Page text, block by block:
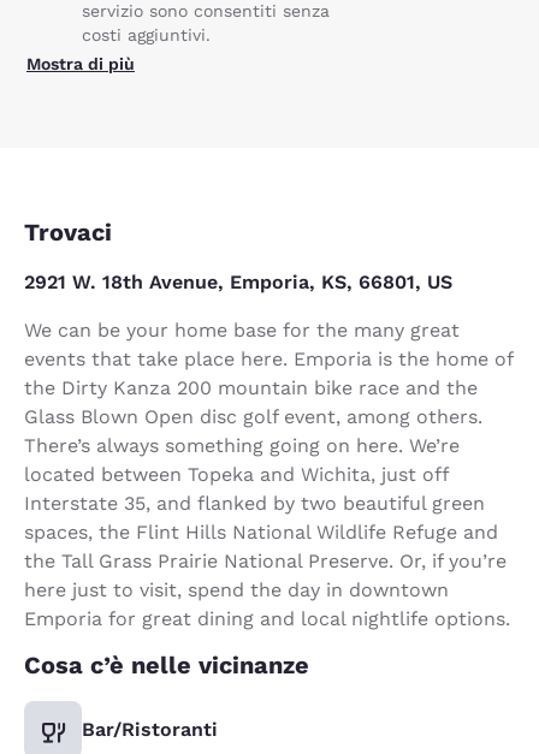
servizio sono consentiti senza
costi aggiuntivi.
Mostra di più
Trovaci
2921 W. 18th Avenue, Emporia, KS, 66801, US
We can be your home base for the many great
events that take place here. Emporia is the home of
the Dirty Kanza 200 mountain bike race and the
Glass Blown Open disc golf event, among others.
There’s always something going on here. We’re
located between Topeka and Wichita, just off
Interstate 35, and flanked by two beautiful green
spaces, the Flint Hills National Wildlife Refuge and
the Tall Grass Prairie National Preserve. Or, if you’re
here just to visit, spend the day in downtown
Emporia for great dining and local nightlife options.
Cosa c’è nelle vicinanze
Bar/Ristoranti